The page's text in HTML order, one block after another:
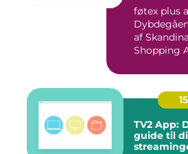
føtex plus
af
Shopping App
TV2 App:
guide til